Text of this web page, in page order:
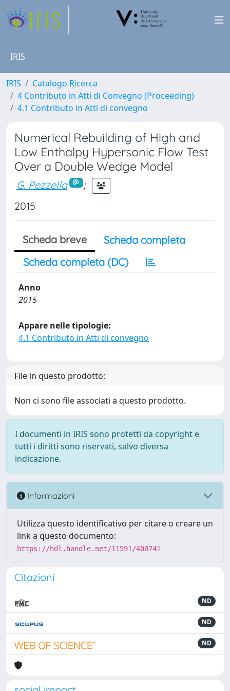
IRIS
IRIS
Catalogo Ricerca
4 Contributo in Atti di Convegno (Proceeding)
4.1 Contributo in Atti di convegno
Numerical Rebuilding of High and
Low Enthalpy Hypersonic Flow Test
Over a Double Wedge Model
G. Pezzella
;
2015
Scheda breve
Scheda completa
Scheda completa (DC)
Anno
2015
Appare nelle tipologie:
4.1 Contributo in Atti di convegno
File in questo prodotto:
Non ci sono file associati a questo prodotto.
I documenti in IRIS sono protetti da copyright e
tutti i diritti sono riservati, salvo diversa
indicazione.
Informazioni
Utilizza questo identificativo per citare o creare un
link a questo documento:
https://hdl.handle.net/11591/400741
Citazioni
ND
ND
ND